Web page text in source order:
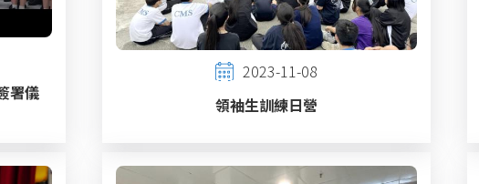
署儀
2023-11-08
領袖生訓練日營